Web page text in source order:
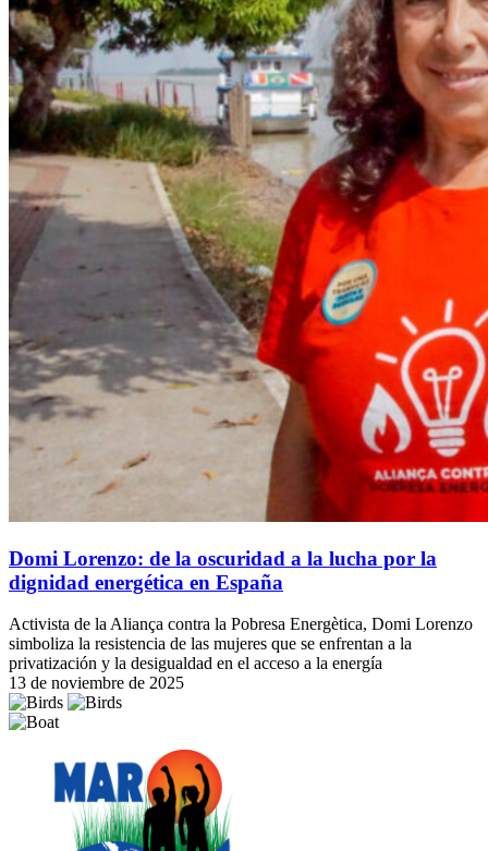
Domi Lorenzo: de la oscuridad a la lucha por la
dignidad energética en España
Activista de la Aliança contra la Pobresa Energètica, Domi Lorenzo
simboliza la resistencia de las mujeres que se enfrentan a la
privatización y la desigualdad en el acceso a la energía
13 de noviembre de 2025